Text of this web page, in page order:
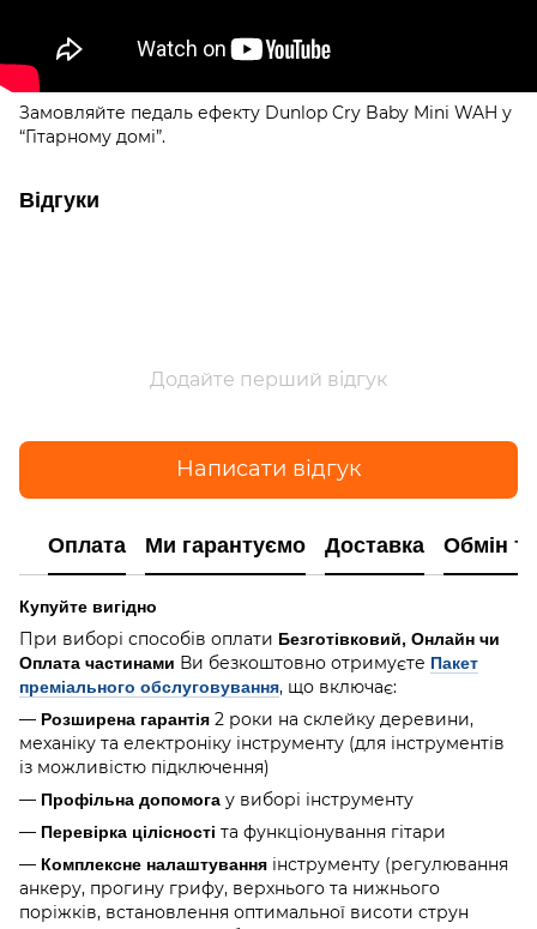
Замовляйте педаль ефекту Dunlop Cry Baby Mini WAH у
“Гітарному домі”.
Відгуки
Додайте перший відгук
Написати відгук
Оплата Ми гарантуємо Доставка Обмін
Купуйте вигідно
При виборі способів оплати Безготівковий, Онлайн чи
Оплата частинами Ви безкоштовно отримуєте Пакет
преміального обслуговування, що включає:
— Розширена гарантія 2 роки на склейку деревини,
механіку та електроніку інструменту (для інструментів
із можливістю підключення)
— Профільна допомога у виборі інструменту
— Перевірка цілісності та функціонування гітари
— Комплексне налаштування інструменту (регулювання
анкеру, прогину грифу, верхнього та нижнього
поріжків, встановлення оптимальної висоти струн